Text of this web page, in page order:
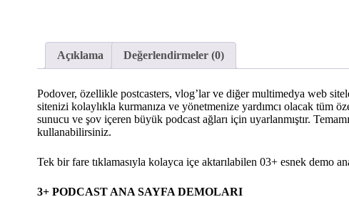
Açıklama Değerlendirmeler (0)
Podover, özellikle postcasters, vlog’lar ve diğer multimedya web
sitenizi kolaylıkla kurmanıza ve yönetmenize yardımcı olacak tüm
sunucu ve şov içeren büyük podcast ağları için uyarlanmıştır.
kullanabilirsiniz.
Tek bir fare tıklamasıyla kolayca içe aktarılabilen 03+ esnek demo
3+ PODCAST ANA SAYFA DEMOLARI